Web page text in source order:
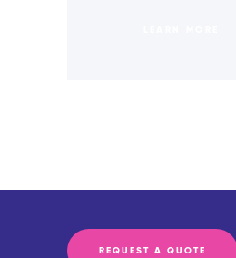
REQUEST A QUOTE